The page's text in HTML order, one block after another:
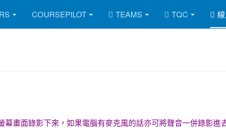
COURSEPILOT TEAMS TQC
畫面錄影下來，如果電腦有麥克風的話亦可將聲音一併錄影進